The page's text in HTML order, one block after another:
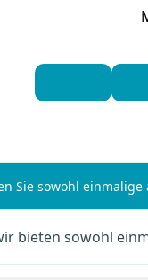
Sie sowohl
bieten sowohl